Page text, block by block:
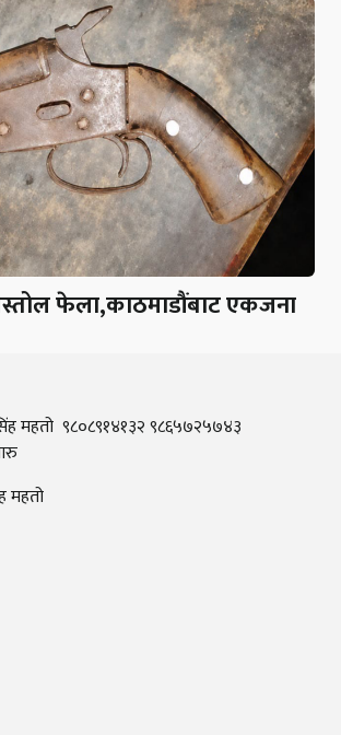
फेला,काठमाडौंबाट एकजना
महतो ९८०८९१४१३२ ९८६५७२५७४३
महतो